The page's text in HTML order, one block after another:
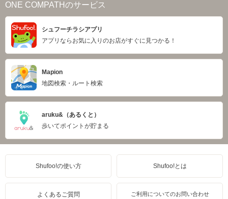
ONE COMPATHのサービス
シュフーチラシアプリ
アプリならお気に入りのお店がすぐに見つかる！
Mapion
地図検索・ルート検索
aruku&（あるくと）
歩いてポイントが貯まる
Shufoo!の使い方 Shufoo!とは
よくあるご質問 ご利用についてのお問い合わせ